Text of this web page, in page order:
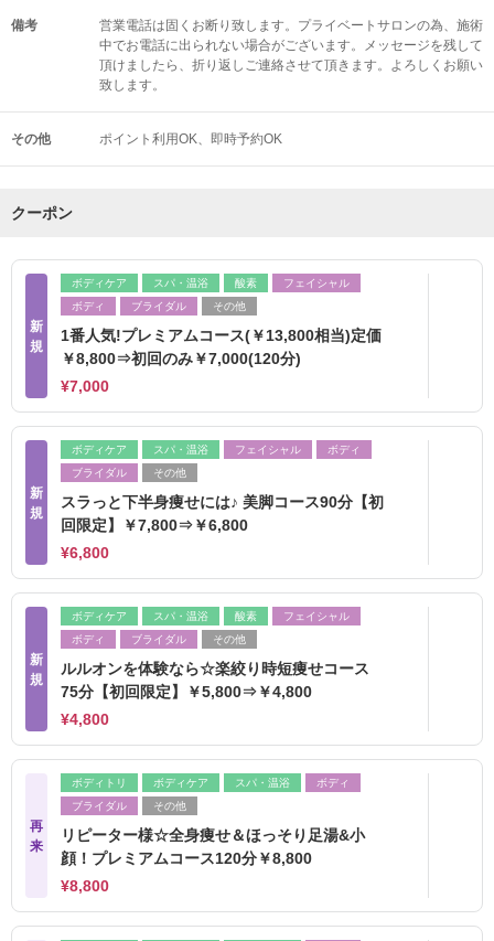
備考
営業電話は固くお断り致します。プライベートサロンの為、施術
中でお電話に出られない場合がございます。メッセージを残して
頂けましたら、折り返しご連絡させて頂きます。よろしくお願い
致します。
その他 ポイント利用OK 即時予約OK
クーポン
新
規
ボディケア スパ・温浴 酸素
フェイシャル
ボディ
ブライダル その他
1番人気!プレミアムコース(￥13,800相当)定価
￥8,800⇒初回のみ￥7,000(120分)
¥7,000
新
規
ボディケア スパ・温浴 フェイシャル
ボディ
ブライダル
その他
スラっと下半身痩せには♪ 美脚コース90分【初
回限定】￥7,800⇒￥6,800
¥6,800
新
規
ボディケア スパ・温浴 酸素
フェイシャル
ボディ
ブライダル その他
ルルオンを体験なら☆楽絞り時短痩せコース
75分【初回限定】￥5,800⇒￥4,800
¥4,800
再
来
ボディトリ ボディケア スパ・温浴
ボディ
ブライダル
その他
リピーター様☆全身痩せ＆ほっそり足湯&小
顔！プレミアムコース120分￥8,800
¥8,800